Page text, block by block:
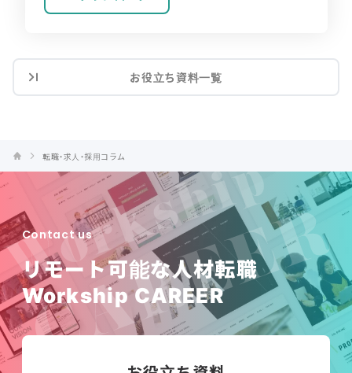
お役立ち資料一覧
転職・求人・採用コラム
Contact us
リモート可能な人材転職
Workship CAREER